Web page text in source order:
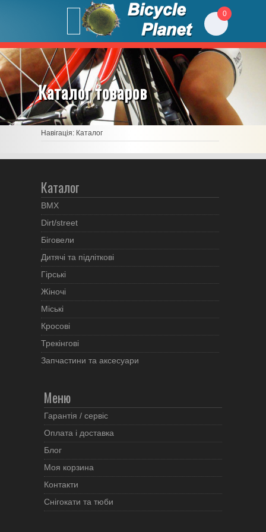
0
Каталог товаров
Навігація: Каталог
Каталог
BMX
Dirt/street
Біговели
Дитячі та підліткові
Гірські
Жіночі
Міські
Кросові
Трекінгові
Запчастини та аксесуари
Меню
Гарантія / сервіс
Оплата і доставка
Блог
Моя корзина
Контакти
Снігокати та тюби